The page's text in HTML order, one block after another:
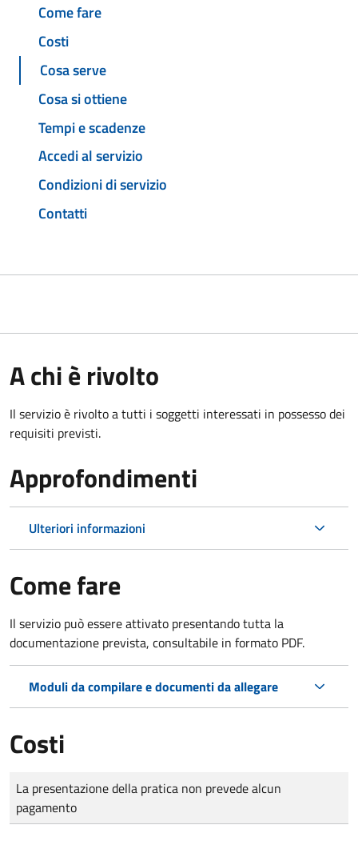
Come fare
Costi
Cosa serve
Cosa si ottiene
Tempi e scadenze
Accedi al servizio
Condizioni di servizio
Contatti
A chi è rivolto
Il servizio è rivolto a tutti i soggetti interessati in possesso dei
requisiti previsti.
Approfondimenti
Ulteriori informazioni
Come fare
Il servizio può essere attivato presentando tutta la
documentazione prevista, consultabile in formato PDF.
Moduli da compilare e documenti da allegare
Costi
Tipo di pagamento
Importo
La presentazione della pratica non prevede alcun
pagamento